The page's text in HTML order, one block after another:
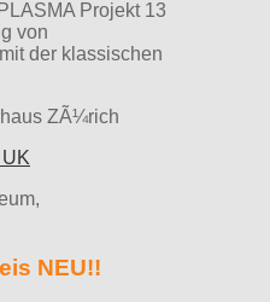
Projekt 13
von
der klassischen
ZÃ¼rich
NEU!!